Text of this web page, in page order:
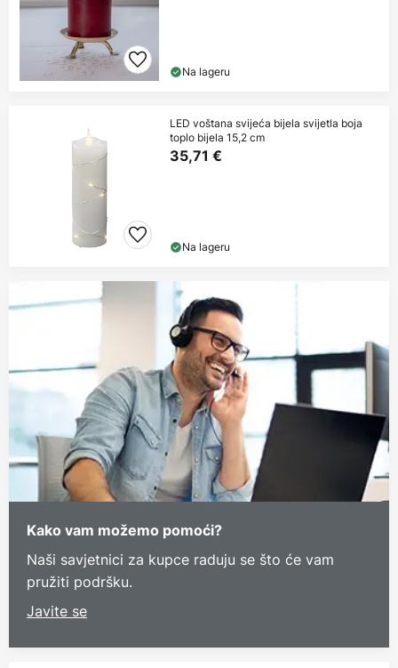
Na lageru
LED voštana svijeća bijela svijetla boja
toplo bijela 15,2 cm
35,71 €
Na lageru
Kako vam možemo pomoći?
Naši savjetnici za kupce raduju se što će vam
pružiti podršku.
Javite se